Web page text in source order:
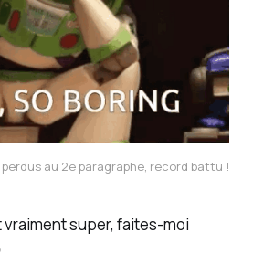
au 2e paragraphe, record battu !
super, faites-moi